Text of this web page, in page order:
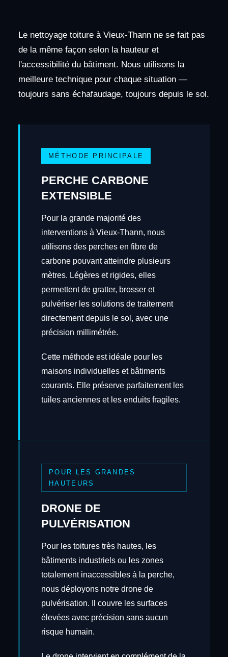
Le nettoyage toiture à Vieux-Thann ne se fait pas
de la même façon selon la hauteur et
l'accessibilité du bâtiment. Nous utilisons la
meilleure technique pour chaque situation —
toujours sans échafaudage, toujours depuis le sol.
MÉTHODE PRINCIPALE
PERCHE CARBONE
EXTENSIBLE
Pour la grande majorité des
interventions à Vieux-Thann, nous
utilisons des perches en fibre de
carbone pouvant atteindre plusieurs
mètres. Légères et rigides, elles
permettent de gratter, brosser et
pulvériser les solutions de traitement
directement depuis le sol, avec une
précision millimétrée.
Cette méthode est idéale pour les
maisons individuelles et bâtiments
courants. Elle préserve parfaitement les
tuiles anciennes et les enduits fragiles.
POUR LES GRANDES
HAUTEURS
DRONE DE
PULVÉRISATION
Pour les toitures très hautes, les
bâtiments industriels ou les zones
totalement inaccessibles à la perche,
nous déployons notre drone de
pulvérisation. Il couvre les surfaces
élevées avec précision sans aucun
risque humain.